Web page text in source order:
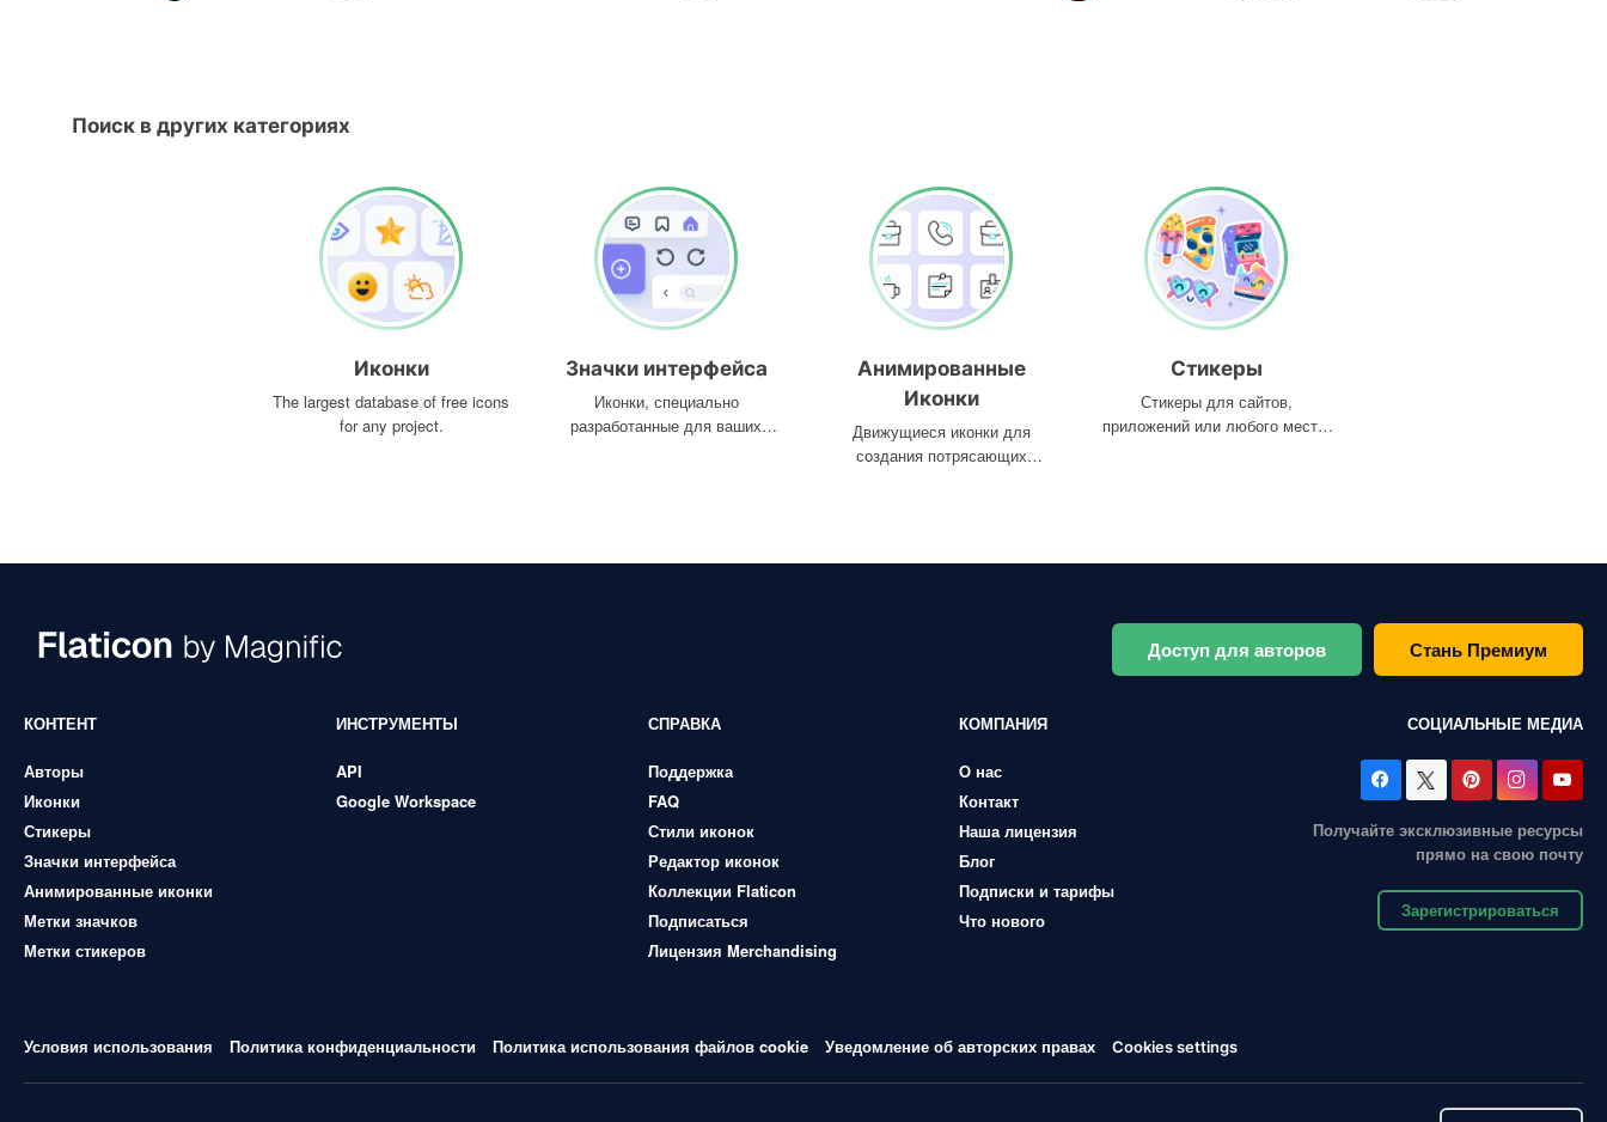
Поиск в других категориях
Иконки
The largest database of free icons
for any project.
Значки интерфейса
Иконки, специально
разработанные для ваших
Анимированные
Иконки
Движущиеся иконки для
создания потрясающих
Стикеры
Стикеры для сайтов,
приложений или любого места,
Доступ для авторов Стань Премиум
КОНТЕНТ
Авторы
Иконки
Стикеры
Значки интерфейса
Анимированные иконки
Метки значков
Метки стикеров
ИНСТРУМЕНТЫ
API
Google Workspace
СПРАВКА
Поддержка
FAQ
Стили иконок
Редактор иконок
Коллекции Flaticon
Подписаться
Лицензия Merchandising
КОМПАНИЯ
О нас
Контакт
Наша лицензия
Блог
Подписки и тарифы
Что нового
СОЦИАЛЬНЫЕ МЕДИА
Получайте эксклюзивные ресурсы
прямо на свою почту
Зарегистрироваться
Условия использования Политика конфиденциальности Политика использования файлов cookie Уведомление об авторских правах Cookies settings